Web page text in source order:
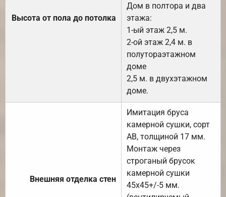
Высота от пола до потолка
Дом в полтора и два
этажа:
1-ый этаж 2,5 м.
2-ой этаж 2,4 м. в
полутораэтажном
доме
2,5 м. в двухэтажном
доме.
Внешняя отделка стен
Имитация бруса
камерной сушки, сорт
АВ, толщиной 17 мм.
Монтаж через
строганый брусок
камерной сушки
45х45+/-5 мм.